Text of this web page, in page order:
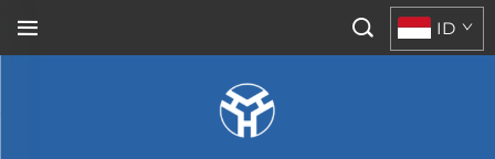
ID